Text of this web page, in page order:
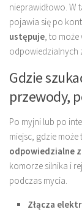
nieprawidłowo. W
pojawia się po
ustępuje , to
odpowiedzialnych
Gdzie
przewody,
Po myjni lub po
miejsc, gdzie może
odpowiedzialne
komorze silnika i
podczas mycia.
Złącza